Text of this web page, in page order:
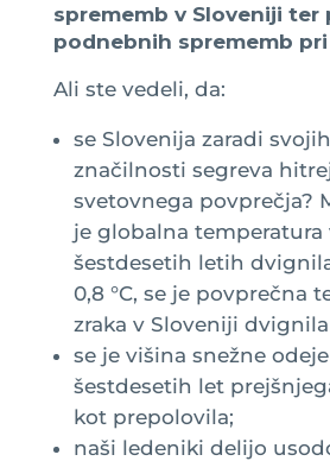
sprememb v Sloveniji ter
podnebnih sprememb pri
Ali ste vedeli, da:
se Slovenija zaradi
značilnosti segreva
svetovnega povprečja?
je globalna temperatura
šestdesetih letih
0,8 °C, se je povprečna
zraka v Sloveniji dvignila
se je višina snežne
šestdesetih let
kot prepolovila;
naši ledeniki delijo